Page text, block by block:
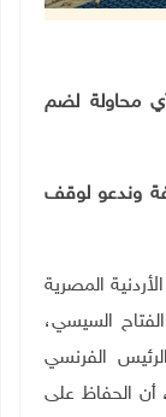
محاولة لضم
وندعو لوقف
الأردنية المصرية
السيسي،
الفرنسي
أن الحفاظ على